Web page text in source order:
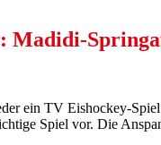
ein TV Eishockey-
Spiel vor. Die